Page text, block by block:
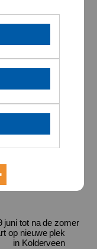
juni tot na de zomer
op nieuwe plek
in Kolderveen